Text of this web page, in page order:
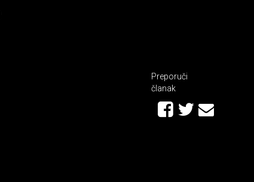
Preporuči
članak